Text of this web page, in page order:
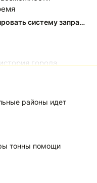
В Алданском районе начали тестировать систему заправки по QR-кодам
города
столицы республики
Никакой это не
Не зря даже в
районы идет
тонны помощи